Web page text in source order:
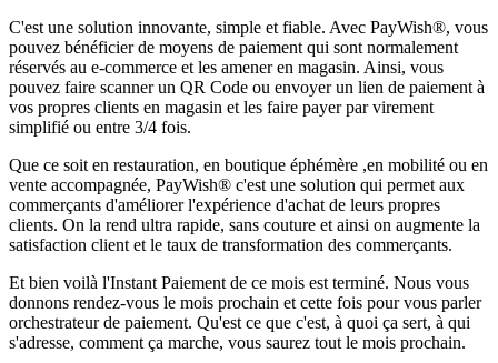
C'est une solution innovante, simple et fiable. Avec PayWish®, vous
pouvez bénéficier de moyens de paiement qui sont normalement
réservés au e-commerce et les amener en magasin. Ainsi, vous
pouvez faire scanner un QR Code ou envoyer un lien de paiement à
vos propres clients en magasin et les faire payer par virement
simplifié ou entre 3/4 fois.
Que ce soit en restauration, en boutique éphémère ,en mobilité ou en
vente accompagnée, PayWish® c'est une solution qui permet aux
commerçants d'améliorer l'expérience d'achat de leurs propres
clients. On la rend ultra rapide, sans couture et ainsi on augmente la
satisfaction client et le taux de transformation des commerçants.
Et bien voilà l'Instant Paiement de ce mois est terminé. Nous vous
donnons rendez-vous le mois prochain et cette fois pour vous parler
orchestrateur de paiement. Qu'est ce que c'est, à quoi ça sert, à qui
s'adresse, comment ça marche, vous saurez tout le mois prochain.